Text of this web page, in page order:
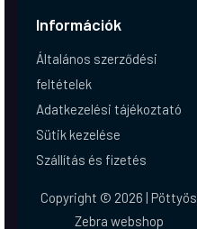
Információk
Általános szerződési
feltételek
Adatkezelési tájékoztató
Sütik kezelése
Szállítás és fizetés
Copyright © 2026 | Pöttyös
Zebra webshop